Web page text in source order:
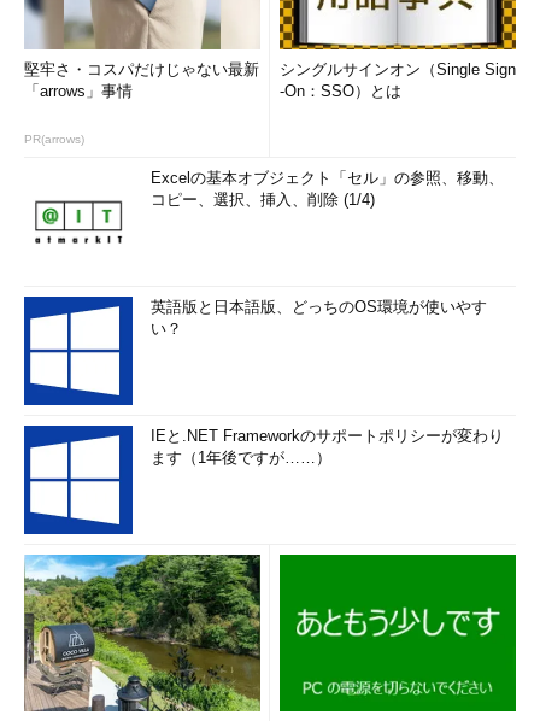
堅牢さ・コスパだけじゃない最新
「arrows」事情
PR(arrows)
シングルサインオン（Single Sign
-On：SSO）とは
Excelの基本オブジェクト「セル」の参照、移動、
コピー、選択、挿入、削除 (1/4)
英語版と日本語版、どっちのOS環境が使いやす
い？
IEと.NET Frameworkのサポートポリシーが変わり
ます（1年後ですが……）